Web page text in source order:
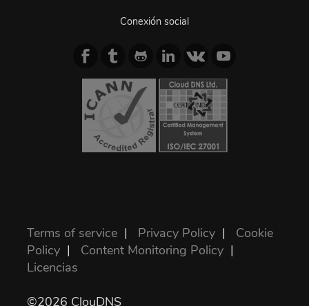
Conexión social
Terms of service | Privacy Policy | Cookie
Policy | Content Monitoring Policy |
Licencias
©2026 ClouDNS